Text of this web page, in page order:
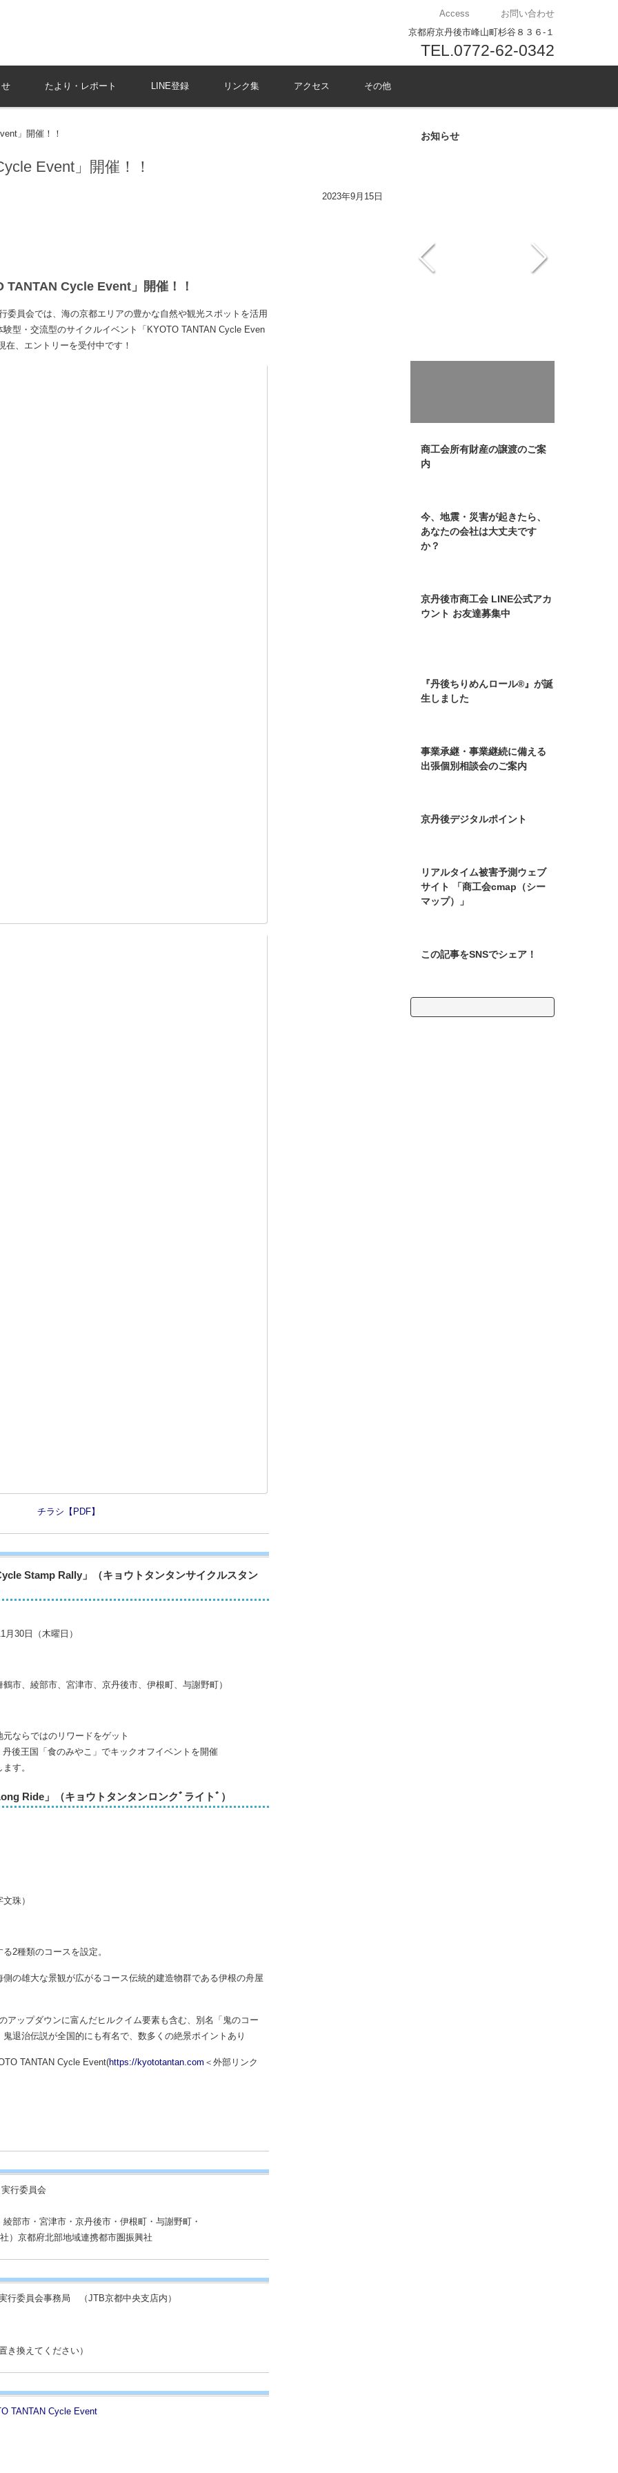
Access
お問い合わせ
京都府京丹後市峰山町杉谷８３６-１
TEL.0772-62-0342
たより・レポート LINE登録 リンク集 アクセス その他
」開催！！
Event」開催！！
2023年9月15日
TANTAN Cycle Event」開催！！
委員会では、海の京都エリアの豊かな自然や観光スポットを活用
型・交流型のサイクルイベント「KYOTO TANTAN Cycle Even
、エントリーを受付中です！
チラシ【PDF】
Stamp Rally」（キョウトタンタンサイクルスタン
30日（木曜日）
、綾部市、宮津市、京丹後市、伊根町、与謝野町）
ならではのリワードをゲット
王国「食のみやこ」でキックオフイベントを開催
す。
Ride」（キョウトタンタンロンクﾞライトﾞ）
珠）
2種類のコースを設定。
の雄大な景観が広がるコース伝統的建造物群である伊根の舟屋
アップダウンに富んだヒルクイム要素も含む、別名「鬼のコー
退治伝説が全国的にも有名で、数多くの絶景ポイントあり
TANTAN Cycle Event(https://kyototantan.com ＜外部リンク
行委員会
市・宮津市・京丹後市・伊根町・与謝野町・
京都府北部地域連携都市圏振興社
委員会事務局 （JTB京都中央支店内）
換えてください）
TANTAN Cycle Event
お知らせ
商工会所有財産の譲渡のご案
内
今、地震・災害が起きたら、
京丹後市商工会 LINE公式アカ
ウント お友達募集中